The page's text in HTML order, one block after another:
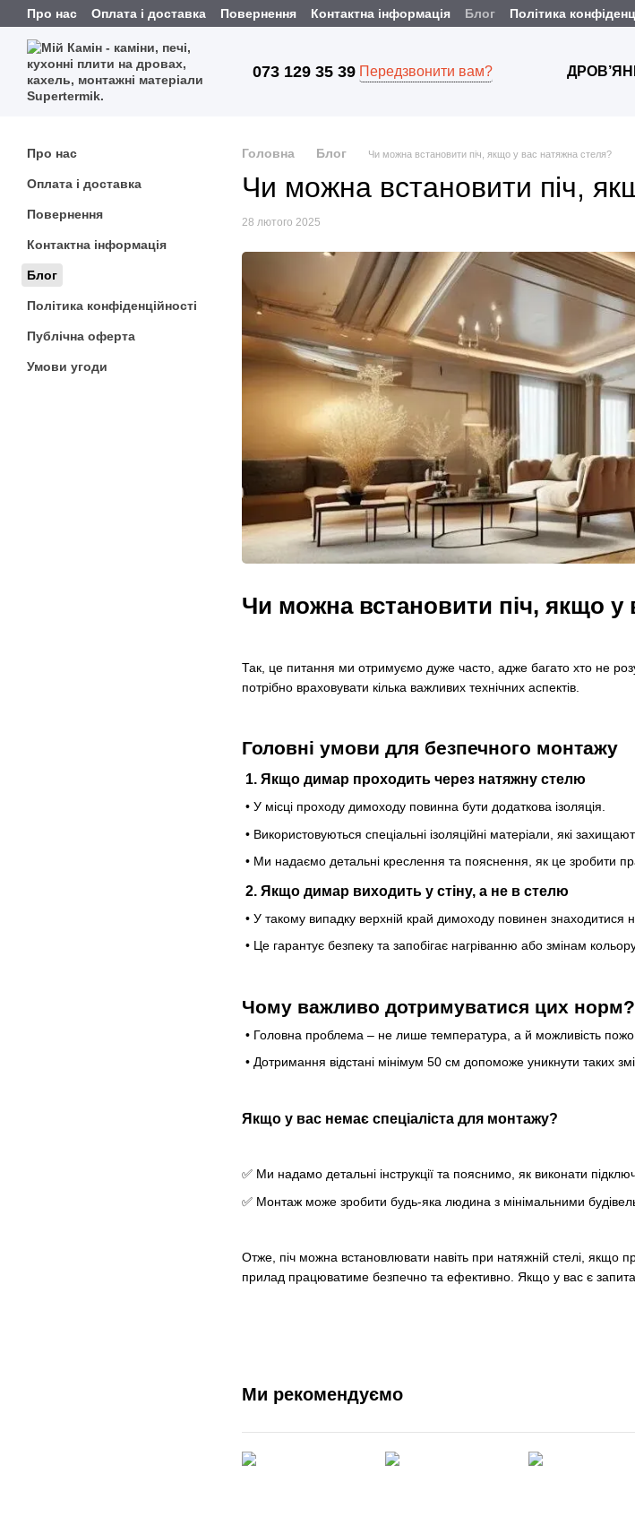
Перейти до основного контенту
Про нас Оплата і доставка Повернення Контактна інформація Блог Політика
073 129 35 39 Передзвонити вам? ДРОВ’ЯНІ
Головна Блог Чи можна встановити піч, якщо у вас натяжна стеля?
Чи можна встановити піч,
28 лютого 2025
Чи можна встановити піч, якщо у
Так, це питання ми отримуємо дуже часто, адже багато хто не
потрібно враховувати кілька важливих технічних аспектів.
Головні умови для безпечного монтажу
1. Якщо димар проходить через натяжну стелю
• У місці проходу димоходу повинна бути додаткова ізоляція.
• Використовуються спеціальні ізоляційні матеріали, які
• Ми надаємо детальні креслення та пояснення, як це зробити
2. Якщо димар виходить у стіну, а не в стелю
• У такому випадку верхній край димоходу повинен знаходитися
• Це гарантує безпеку та запобігає нагріванню або змінам
Чому важливо дотримуватися цих норм?
• Головна проблема – не лише температура, а й можливість
• Дотримання відстані мінімум 50 см допоможе уникнути таких
Якщо у вас немає спеціаліста для монтажу?
✅ Ми надамо детальні інструкції та пояснимо, як виконати
✅ Монтаж може зробити будь-яка людина з мінімальними
Отже, піч можна встановлювати навіть при натяжній стелі, якщо
прилад працюватиме безпечно та ефективно. Якщо у вас є
Ми рекомендуємо
Про нас
Оплата і доставка
Повернення
Контактна інформація
Блог
Політика конфіденційності
Публічна оферта
Умови угоди